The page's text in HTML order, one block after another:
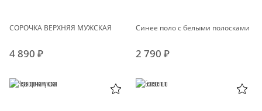
СОРОЧКА ВЕРХНЯЯ МУЖСКАЯ
4 890 ₽
Синее поло с белыми полосками
2 790 ₽